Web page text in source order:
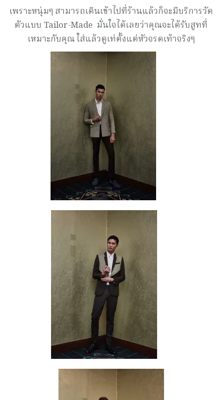
เพราะหนุ่มๆ สามารถเดินเข้าไปที่ร้านแล้วก็จะมีบริการวัด
ตัวแบบ Tailor-Made มั่นใจได้เลยว่าคุณจะได้รับสูทที่
เหมาะกับคุณ ใส่แล้วดูเท่ตั้งแต่หัวจรดเท้าจริงๆ